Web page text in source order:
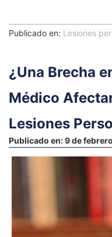
Publicado en: Lesiones
¿Una Brecha
Médico
Lesiones
Publicado en:9 de